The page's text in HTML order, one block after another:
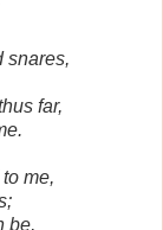
snares,
far,
me,
be,